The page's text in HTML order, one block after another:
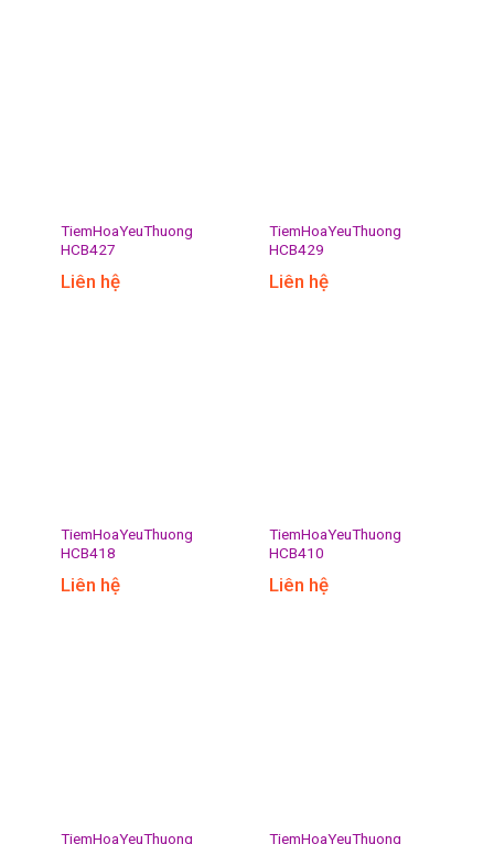
TiemHoaYeuThuong
HCB427
Liên hệ
TiemHoaYeuThuong
HCB429
Liên hệ
TiemHoaYeuThuong
HCB418
Liên hệ
TiemHoaYeuThuong
HCB410
Liên hệ
TiemHoaYeuThuong TiemHoaYeuThuong